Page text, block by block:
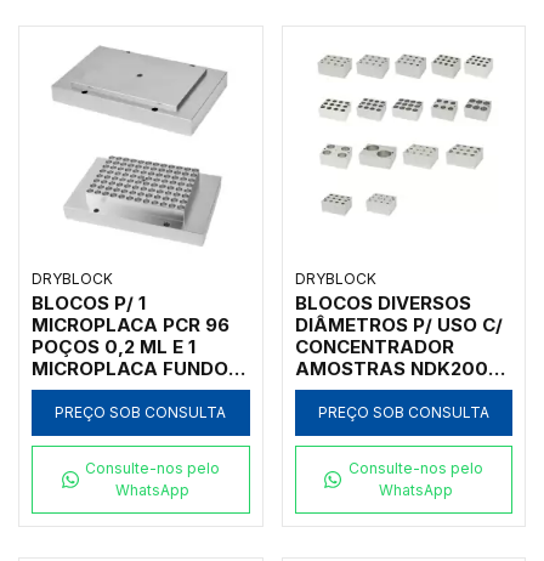
DRYBLOCK
BLOCOS P/ 1
MICROPLACA PCR 96
POÇOS 0,2 ML E 1
MICROPLACA FUNDO
CHATO P/
CONCENTRADOR
AMOSTRAS NDK200-
PREÇO SOB CONSULTA
Consulte-nos pelo
WhatsApp
DRYBLOCK
BLOCOS DIVERSOS
DIÂMETROS P/ USO C/
CONCENTRADOR
AMOSTRAS NDK200-
1N E NDK200-2N
PREÇO SOB CONSULTA
Consulte-nos pelo
WhatsApp